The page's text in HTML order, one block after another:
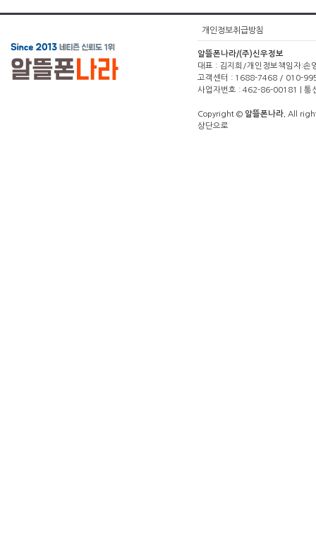
개인정보취급방침
알뜰폰나라/(주)신우정보
대표 : 김지희/개인정보책임자:
고객센터 : 1688-7468 / 010-
사업자번호 : 462-86-00181 | 통
Copyright © 알뜰폰나라. All
상단으로